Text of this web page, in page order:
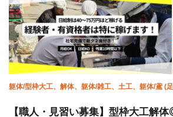
躯体/型枠大工、解体、躯体/雑工、土工、躯体/鳶 (
【職人・見習い募集】型枠大工解